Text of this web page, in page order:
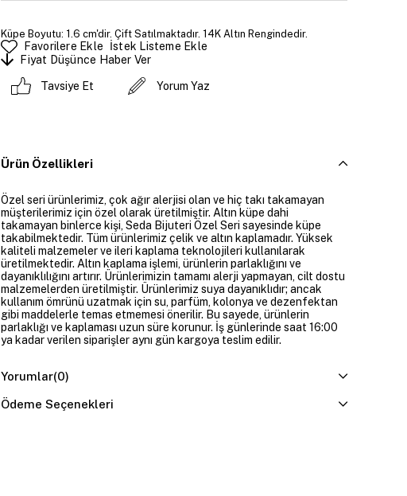
Küpe Boyutu: 1.6 cm'dir. Çift Satılmaktadır. 14K Altın Rengindedir.
Favorilere Ekle
İstek Listeme Ekle
Fiyat Düşünce Haber Ver
Tavsiye Et Yorum Yaz
Ürün Özellikleri
Özel seri ürünlerimiz, çok ağır alerjisi olan ve hiç takı takamayan
müşterilerimiz için özel olarak üretilmiştir. Altın küpe dahi
takamayan binlerce kişi, Seda Bijuteri Özel Seri sayesinde küpe
takabilmektedir. Tüm ürünlerimiz çelik ve altın kaplamadır. Yüksek
kaliteli malzemeler ve ileri kaplama teknolojileri kullanılarak
üretilmektedir. Altın kaplama işlemi, ürünlerin parlaklığını ve
dayanıklılığını artırır. Ürünlerimizin tamamı alerji yapmayan, cilt dostu
malzemelerden üretilmiştir. Ürünlerimiz suya dayanıklıdır; ancak
kullanım ömrünü uzatmak için su, parfüm, kolonya ve dezenfektan
gibi maddelerle temas etmemesi önerilir. Bu sayede, ürünlerin
parlaklığı ve kaplaması uzun süre korunur. İş günlerinde saat 16:00
ya kadar verilen siparişler aynı gün kargoya teslim edilir.
Yorumlar(0)
Ödeme Seçenekleri